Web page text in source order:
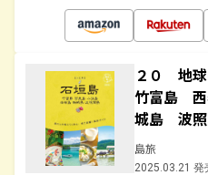
２０ 地
竹富島
城島 波
島旅
2025.03.21 発